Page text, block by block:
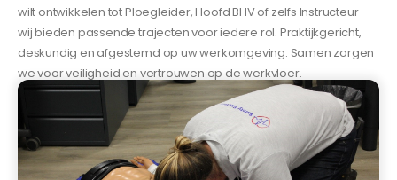
wilt ontwikkelen tot Ploegleider, Hoofd BHV of zelfs Instructeur –
wij bieden passende trajecten voor iedere rol. Praktijkgericht,
deskundig en afgestemd op uw werkomgeving. Samen zorgen
we voor veiligheid en vertrouwen op de werkvloer.